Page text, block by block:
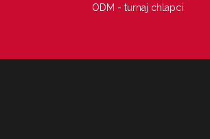
ODM - turnaj chlapci